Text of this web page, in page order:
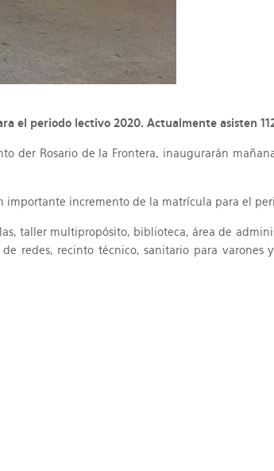
el periodo lectivo 2020. Actualmente asisten
der Rosario de la Frontera, inaugurarán
incremento de la matrícula para el
taller multipropósito, biblioteca, área de
redes, recinto técnico, sanitario para varones